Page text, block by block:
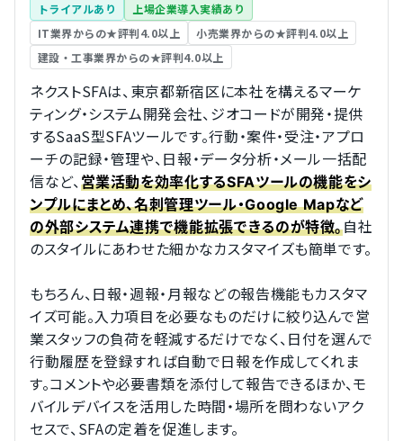
トライアルあり
上場企業導入実績あり
IT業界からの★評判4.0以上
小売業界からの★評判4.0以上
建設・工事業界からの★評判4.0以上
ネクストSFAは、東京都新宿区に本社を構えるマーケ
ティング・システム開発会社、ジオコードが開発・提供
するSaaS型SFAツールです。行動・案件・受注・アプロ
ーチの記録・管理や、日報・データ分析・メール一括配
信など、営業活動を効率化するSFAツールの機能をシ
ンプルにまとめ、名刺管理ツール・Google Mapなど
の外部システム連携で機能拡張できるのが特徴。自社
のスタイルにあわせた細かなカスタマイズも簡単です。
もちろん、日報・週報・月報などの報告機能もカスタマ
イズ可能。入力項目を必要なものだけに絞り込んで営
業スタッフの負荷を軽減するだけでなく、日付を選んで
行動履歴を登録すれば自動で日報を作成してくれま
す。コメントや必要書類を添付して報告できるほか、モ
バイルデバイスを活用した時間・場所を問わないアク
セスで、SFAの定着を促進します。